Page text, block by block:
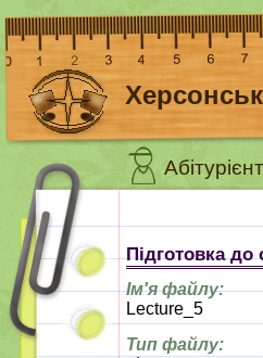
Підготовка
Ім'я файлу:
Lecture_5
Тип файлу: